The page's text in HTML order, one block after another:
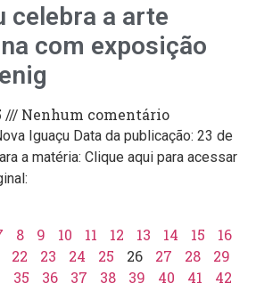
celebra a arte
com exposição
Nenhum comentário
Iguaçu Data da publicação: 23 de
a matéria: Clique aqui para acessar
8 9 10 11 12 13 14 15
16
22 23 24 25 26 27 28
29
35 36 37 38 39 40 41 42